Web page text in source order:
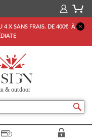
4 X SANS FRAIS. DE 400€ À